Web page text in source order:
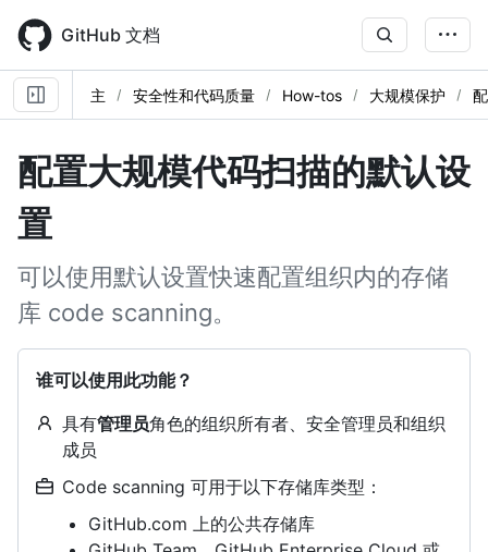
main
content
GitHub 文档
主 安全性和代码质量 How-tos 大规模保护
配置大规模代码扫描的默认设
置
可以使用默认设置快速配置组织内的存储
库 code scanning。
谁可以使用此功能？
具有管理员角色的组织所有者、安全管理员和组织
成员
Code scanning 可用于以下存储库类型：
GitHub.com 上的公共存储库